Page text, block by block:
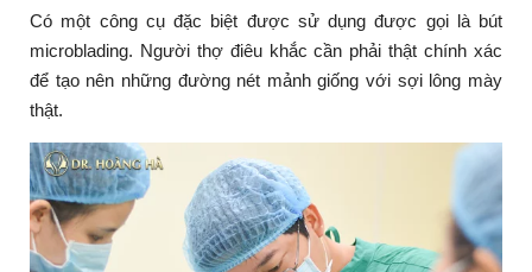
Có một công cụ đặc biệt được sử dụng được gọi là bút
microblading. Người thợ điêu khắc cần phải thật chính xác
để tạo nên những đường nét mảnh giống với sợi lông mày
thật.